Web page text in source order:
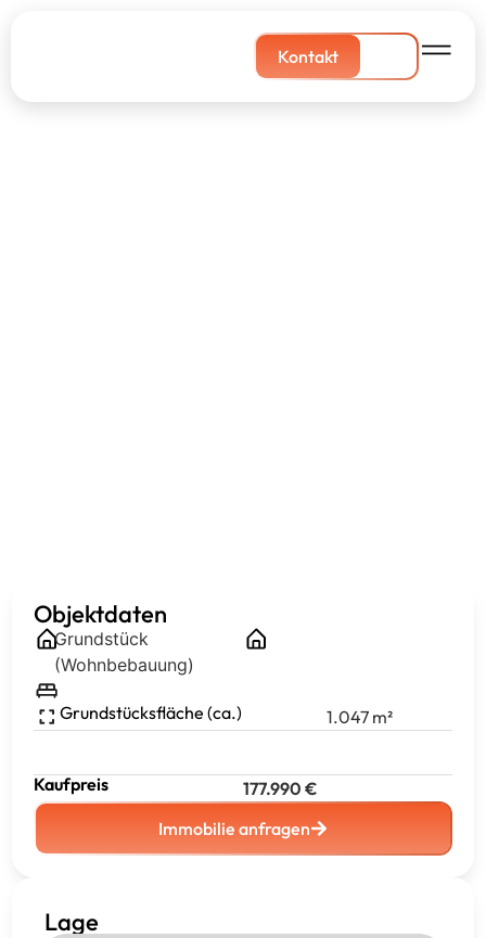
Kontakt
Objektdaten
Grundstück
(Wohnbebauung)
Grundstücksfläche (ca.) 1.047 m²
Kaufpreis 177.990 €
Immobilie anfragen
Lage